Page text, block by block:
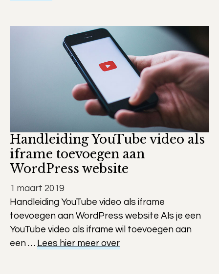
Handleiding YouTube video als
iframe toevoegen aan
WordPress website
1 maart 2019
Handleiding YouTube video als iframe
toevoegen aan WordPress website Als je een
YouTube video als iframe wil toevoegen aan
een … Lees hier meer over